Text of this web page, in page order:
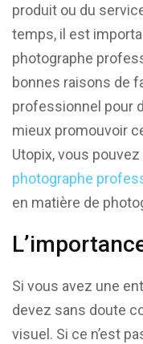
produit ou du
temps, il est
photographe
bonnes raisons de
professionnel pour
mieux promouvoir
Utopix, vous
photographe
en matière de
Si vous avez une
devez sans doute
visuel. Si ce n’est